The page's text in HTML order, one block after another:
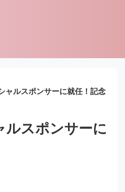
ャルスポンサーに就任！記念
ルスポンサーに